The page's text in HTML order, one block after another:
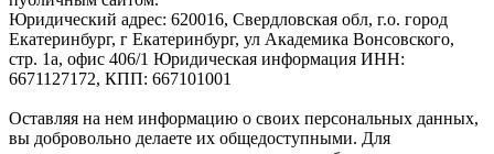
Юридический адрес: 620016, Свердловская обл, г.о. город
Екатеринбург, г Екатеринбург, ул Академика Вонсовского,
стр. 1а, офис 406/1 Юридическая информация ИНН:
6671127172, КПП: 667101001
Оставляя на нем информацию о своих персональных данных,
вы добровольно делаете их общедоступными. Для